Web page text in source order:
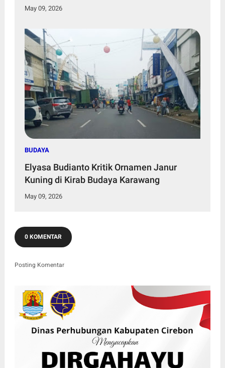
May 09, 2026
BUDAYA
Elyasa Budianto Kritik Ornamen Janur
Kuning di Kirab Budaya Karawang
May 09, 2026
0 KOMENTAR
Posting Komentar